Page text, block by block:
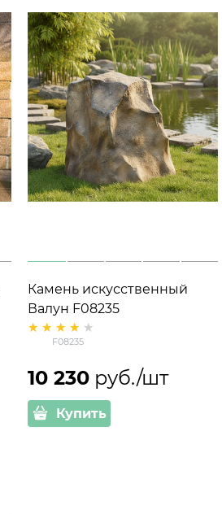
Камень искусственный
Валун F08235
стеклопластик
F08235
10 230 руб./шт
Купить